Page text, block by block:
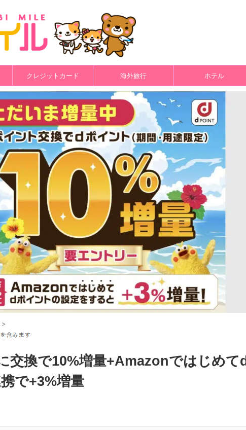
クレジットカード 海外旅行 ホテル
>
交換で10%増量+Amazonではじめてd
で+3%増量